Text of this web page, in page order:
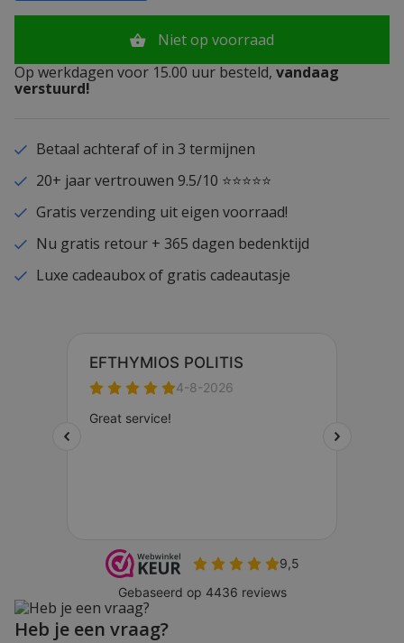
Niet op voorraad
Op werkdagen voor 15.00 uur besteld, vandaag
verstuurd!
Betaal achteraf of in 3 termijnen
20+ jaar vertrouwen 9.5/10 ⭐⭐⭐⭐⭐
Gratis verzending uit eigen voorraad!
Nu gratis retour + 365 dagen bedenktijd
Luxe cadeaubox of gratis cadeautasje
Heb je een vraag?